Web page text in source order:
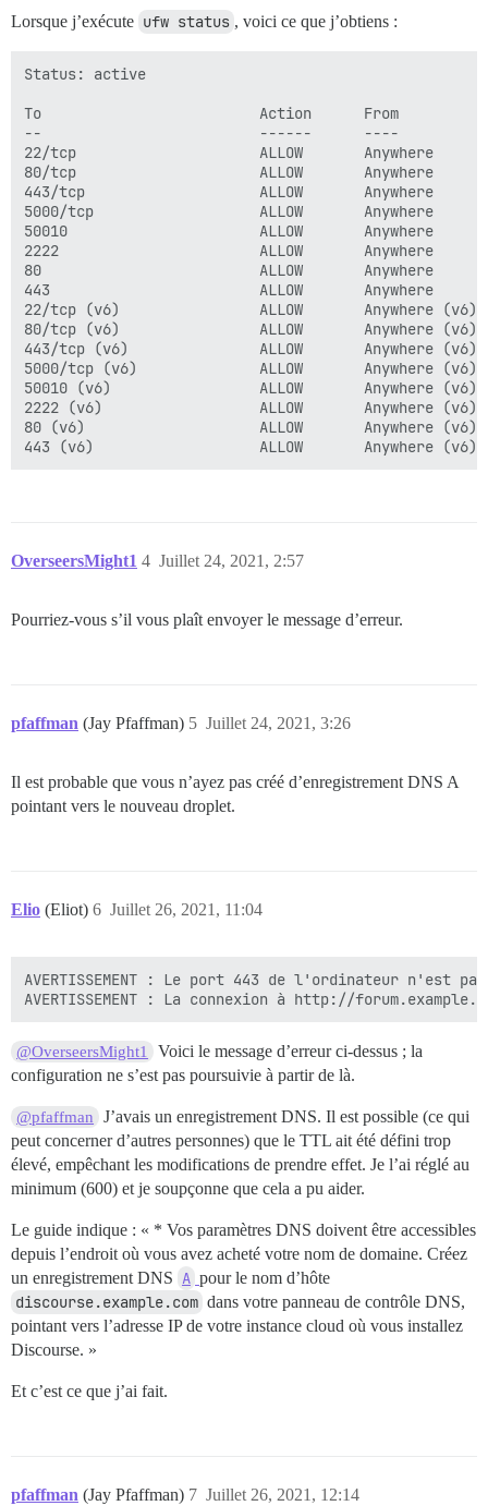
Lorsque j’exécute ufw status , voici ce que j’obtiens :
Status: active
To                         Action      From
--                         ------      ----
22/tcp                     ALLOW       Anywhere
80/tcp                     ALLOW       Anywhere
443/tcp                    ALLOW       Anywhere
5000/tcp                   ALLOW       Anywhere
50010                      ALLOW       Anywhere
2222                       ALLOW       Anywhere
80                         ALLOW       Anywhere
443                        ALLOW       Anywhere
22/tcp (v6)                ALLOW       Anywhere
80/tcp (v6)                ALLOW       Anywhere
443/tcp (v6)               ALLOW       Anywhere
5000/tcp (v6)              ALLOW       Anywhere
50010 (v6)                 ALLOW       Anywhere
2222 (v6)                  ALLOW       Anywhere
80 (v6)                    ALLOW       Anywhere
OverseersMight1 Juillet 24, 2021, 2:57
4
Pourriez-vous s’il vous plaît envoyer le message d’erreur.
pfaffman (Jay Pfaffman) Juillet 24, 2021, 3:26
5
Il est probable que vous n’ayez pas créé d’enregistrement DNS A
pointant vers le nouveau droplet.
Elio (Eliot) Juillet 26, 2021, 11:04
6
AVERTISSEMENT : Le port 443 de l'ordinateur n'est
@OverseersMight1
Voici le message d’erreur ci-dessus ; la
configuration ne s’est pas poursuivie à partir de là.
@pfaffman
J’avais un enregistrement DNS. Il est possible (ce qui
peut concerner d’autres personnes) que le TTL ait été défini trop
élevé, empêchant les modifications de prendre effet. Je l’ai réglé au
minimum (600) et je soupçonne que cela a pu aider.
Le guide indique : « * Vos paramètres DNS doivent être accessibles
depuis l’endroit où vous avez acheté votre nom de domaine. Créez
un enregistrement DNS A pour le nom d’hôte
discourse.example.com dans votre panneau de contrôle DNS,
pointant vers l’adresse IP de votre instance cloud où vous installez
Discourse. »
Et c’est ce que j’ai fait.
pfaffman (Jay Pfaffman) Juillet 26, 2021, 12:14
7